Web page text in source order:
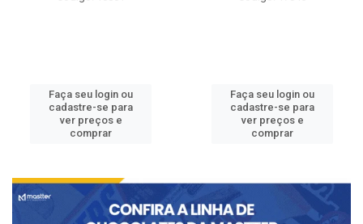
Faça seu login ou
cadastre-se para
ver preços e
comprar
Faça seu login ou
cadastre-se para
ver preços e
comprar